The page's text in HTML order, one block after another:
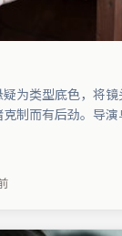
疑为类型底色，将
制而有后劲。导演
河正宇、肖央分别提
）。若你偏爱强类型